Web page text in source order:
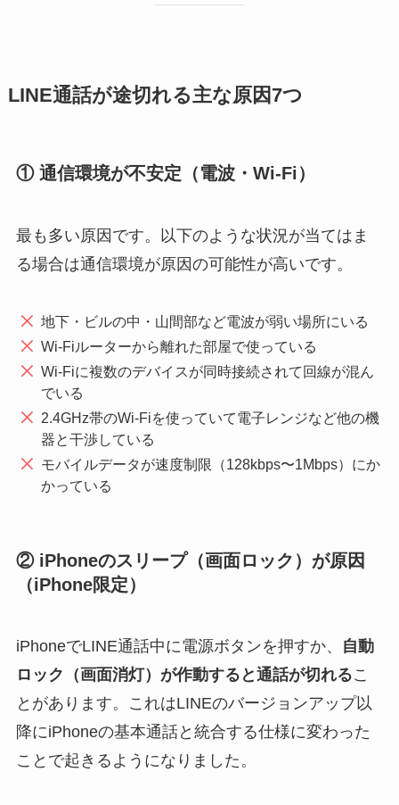
LINE通話が途切れる主な原因7つ
① 通信環境が不安定（電波・Wi-Fi）
最も多い原因です。以下のような状況が当てはま
る場合は通信環境が原因の可能性が高いです。
地下・ビルの中・山間部など電波が弱い場所にいる
Wi-Fiルーターから離れた部屋で使っている
Wi-Fiに複数のデバイスが同時接続されて回線が混ん
でいる
2.4GHz帯のWi-Fiを使っていて電子レンジなど他の機
器と干渉している
モバイルデータが速度制限（128kbps〜1Mbps）にか
かっている
② iPhoneのスリープ（画面ロック）が原因
（iPhone限定）
iPhoneでLINE通話中に電源ボタンを押すか、
自動
ロック（画面消灯）が作動すると通話が切れるこ
とがあります。これはLINEのバージョンアップ以
降にiPhoneの基本通話と統合する仕様に変わった
ことで起きるようになりました。